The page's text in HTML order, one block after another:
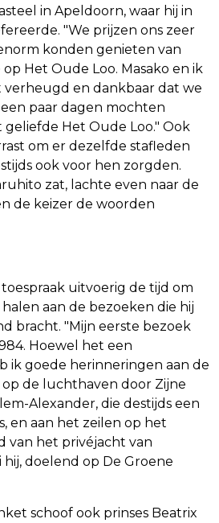
in Apeldoorn, waar hij in
"We prijzen ons zeer
konden genieten van
Het Oude Loo. Masako en ik
verheugd en dankbaar dat we
paar dagen mochten
Het Oude Loo." Ook
om er dezelfde stafleden
ook voor hen zorgden.
zat, lachte even naar de
de keizer de woorden
uitvoerig de tijd om
aan de bezoeken die hij
bracht. "Mijn eerste bezoek
Hoewel het een
ik goede herinneringen aan de
de luchthaven door Zijne
Alexander, die destijds een
en aan het zeilen op het
van het privéjacht van
hij, doelend op De Groene
schoof ook prinses Beatrix